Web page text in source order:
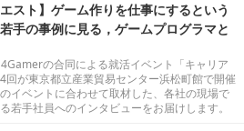
エスト】ゲーム作りを仕事にするという
手の事例に見る，ゲームプログラマと
の合同による就活イベント「キャリア
回が東京都立産業貿易センター浜松町館で開催
イベントに合わせて取材した、各社の現場で
若手社員へのインタビューをお届けします。